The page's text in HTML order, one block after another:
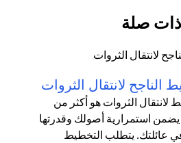
صلة
الناجح لانتقال الثروات
لانتقال الثروات هو أكثر من
استمرارية أصولك وقدرتها
في عائلتك. يتطلب التخطيط